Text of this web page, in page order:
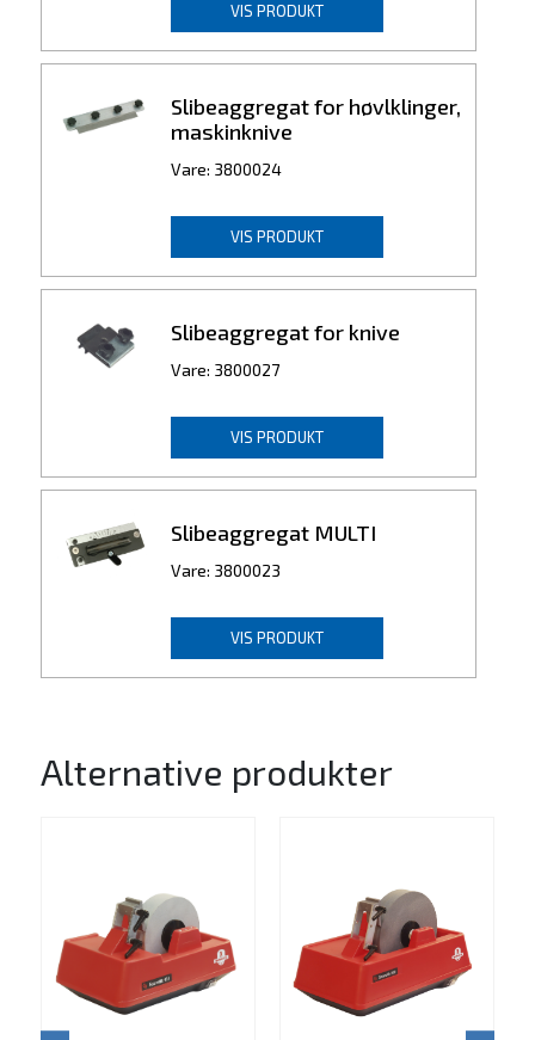
VIS PRODUKT
Slibeaggregat for høvlklinger,
maskinknive
Vare: 3800024
VIS PRODUKT
Slibeaggregat for knive
Vare: 3800027
VIS PRODUKT
Slibeaggregat MULTI
Vare: 3800023
VIS PRODUKT
Alternative produkter